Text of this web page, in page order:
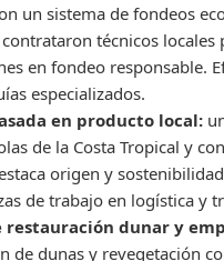
un sistema de fondeos
técnicos
en fondeo responsable.
especializados.
en producto local:
de la Costa Tropical y
origen y
de trabajo en logística y
restauración dunar y
de dunas y revegetación